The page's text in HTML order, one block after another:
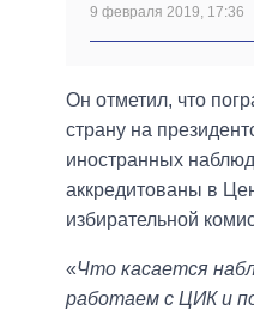
9 февраля 2019, 17:36
Он отметил, что
страну на
иностранных
аккредитованы в
избирательной
«Что касается
работаем с ЦИК и